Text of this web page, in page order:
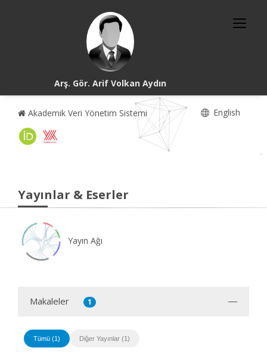
Arş. Gör. Arif Volkan Aydın
Akademik Veri Yönetim Sistemi English
Yayınlar & Eserler
Yayın Ağı
Makaleler 1
Tümü (1) Diğer Yayınlar (1)